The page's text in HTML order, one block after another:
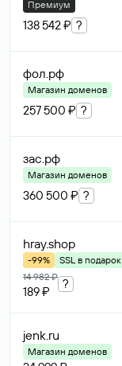
Премиум
138 542 ₽ ?
фол.рф
Магазин доменов
257 500 ₽ ?
зас.рф
Магазин доменов
360 500 ₽ ?
hray.shop
-99%
SSL в подарок
14 982 ₽
189 ₽
?
jenk.ru
Магазин доменов